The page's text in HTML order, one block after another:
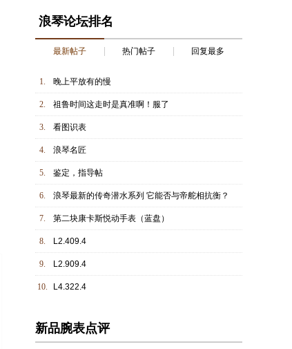
浪琴论坛排名
最新帖子 热门帖子 回复最多
1. 晚上平放有的慢
2. 祖鲁时间这走时是真准啊！服了
3. 看图识表
4. 浪琴名匠
5. 鉴定，指导帖
6. 浪琴最新的传奇潜水系列 它能否与帝舵相抗衡？
7. 第二块康卡斯悦动手表（蓝盘）
8. L2.409.4
9. L2.909.4
10. L4.322.4
新品腕表点评